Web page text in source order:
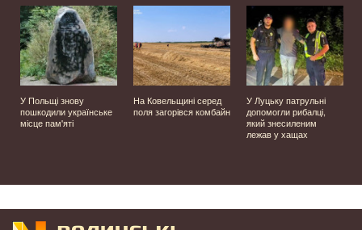
У Польщі знову
пошкодили українське
місце пам'яті
На Ковельщині серед
поля загорівся комбайн
У Луцьку патрульні
допомогли рибалці,
який знесиленим
лежав у хащах